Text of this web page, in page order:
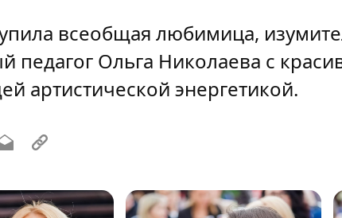
всеобщая любимица,
педагог Ольга Николаева с
артистической энергетикой.